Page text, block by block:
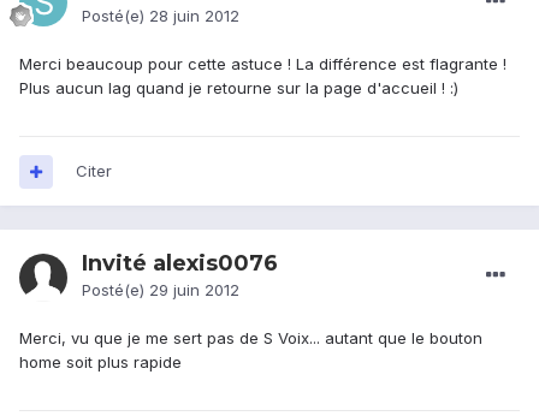
Posté(e) 28 juin 2012
Merci beaucoup pour cette astuce ! La différence est flagrante !
Plus aucun lag quand je retourne sur la page d'accueil ! :)
Citer
Invité alexis0076
Posté(e) 29 juin 2012
Merci, vu que je me sert pas de S Voix... autant que le bouton
home soit plus rapide